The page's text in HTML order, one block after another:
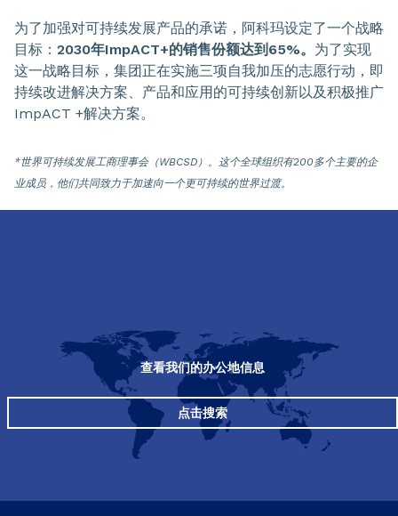
为了加强对可持续发展产品的承诺，阿科玛设定了一个战略
目标： 2030年ImpACT+的销售份额达到65%。 为了实现
这一战略目标，集团正在实施三项自我加压的志愿行动，即
持续改进解决方案、产品和应用的可持续创新以及积极推广
ImpACT +解决方案。
*世界可持续发展工商理事会（WBCSD）。这个全球组织有200多个主要的企
业成员，他们共同致力于加速向一个更可持续的世界过渡。
查看我们的办公地信息
点击搜索